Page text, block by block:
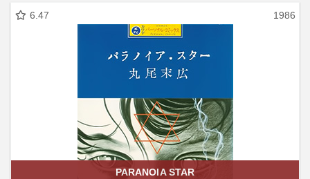
6.47 1986
PARANOIA STAR